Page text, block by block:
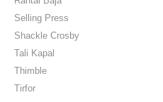
Selling Press
Shackle Crosby
Tali Kapal
Thimble
Tirfor